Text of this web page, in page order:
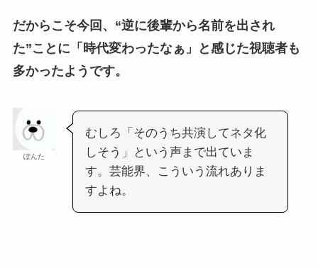
だからこそ今回、“逆に後輩から名前を出され
た”ことに「時代変わったなぁ」と感じた視聴者も
多かったようです。
ぽんた
むしろ「そのうち共演してネタ化
しそう」という声まで出ていま
す。芸能界、こういう流れありま
すよね。